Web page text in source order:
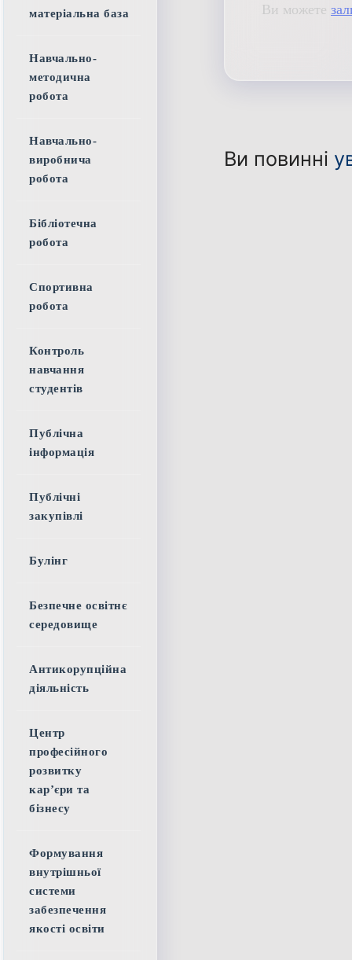
Ви можете
Ви повинні
матеріальна база
Навчально-
методична
робота
Навчально-
виробнича
робота
Бібліотечна
робота
Спортивна
робота
Контроль
навчання
студентів
Публічна
інформація
Публічні
закупівлі
Булінг
Безпечне освітнє
середовище
Антикорупційна
діяльність
Центр
професійного
розвитку
кар’єри та
бізнесу
Формування
внутрішньої
системи
забезпечення
якості освіти